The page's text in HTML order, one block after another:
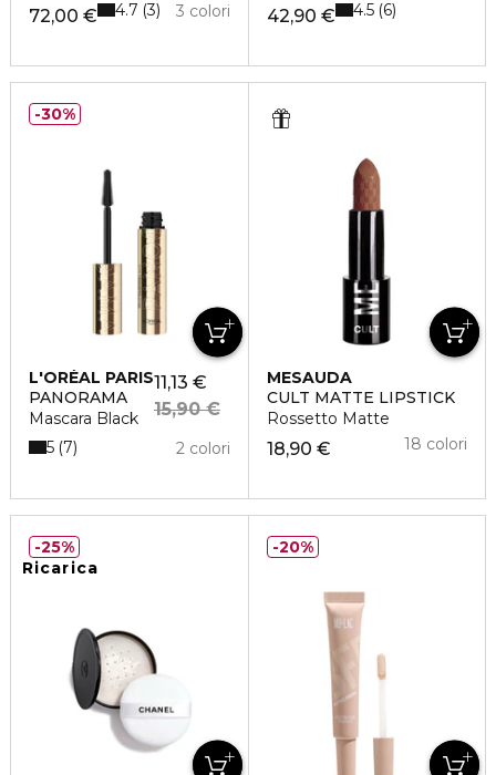
72,00 € 3 colori
4.7 3 42,90 € 4.5 6
L'ORÉAL PARIS
PANORAMA
Mascara Black
11,13 €
15,90 €
2 colori
5 7
30%
MESAUDA
CULT MATTE LIPSTICK
Rossetto Matte
18,90 € 18 colori
Ricarica
25% 20%